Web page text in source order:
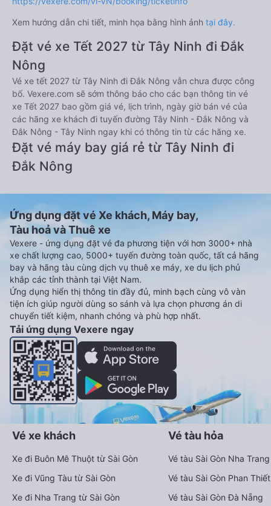
Xem hướng dẫn chi tiết, minh họa bằng hình ảnh tại đây.
Đặt vé xe Tết 2027 từ Tây Ninh đi Đắk
Nông
Vé xe tết 2027 từ Tây Ninh đi Đắk Nông vẫn chưa được công
bố. Vexere.com sẽ sớm thông báo cho các bạn thông tin vé
xe Tết 2027 bao gồm giá vé, lịch trình, ngày giờ bán vé của
các hãng xe khách đi tuyến đường Tây Ninh - Đắk Nông và
Đắk Nông - Tây Ninh ngay khi có thông tin từ các hãng xe.
Đặt vé máy bay giá rẻ từ Tây Ninh đi
Đắk Nông
Ứng dụng đặt vé Xe khách, Máy bay,
Tàu hoả và Thuê xe
Vexere - ứng dụng đặt vé đa phương tiện với hơn 3000+ nhà
xe chất lượng cao, 5000+ tuyến đường toàn quốc, tất cả hãng
bay và hãng tàu cùng dịch vụ thuê xe máy, xe du lịch phủ
khắp các tỉnh thành tại Việt Nam.
Ứng dụng hiển thị thông tin đầy đủ, minh bạch cùng vô vàn
tiện ích giúp người dùng so sánh và lựa chọn phương án di
chuyển tiết kiệm, nhanh chóng và phù hợp nhất.
Tải ứng dụng Vexere ngay
Vé xe khách
Xe đi Buôn Mê Thuột từ Sài Gòn
Xe đi Vũng Tàu từ Sài Gòn
Xe đi Nha Trang từ Sài Gòn
Vé tàu hỏa
Vé tàu Sài Gòn Nha Trang
Vé tàu Sài Gòn Phan Thiết
Vé tàu Sài Gòn Đà Nẵng